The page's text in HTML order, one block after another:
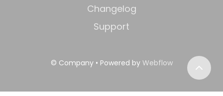
Changelog
Support
© Company • Powered by Webflow